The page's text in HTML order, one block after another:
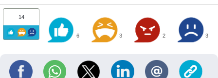
14
6 3 2 3